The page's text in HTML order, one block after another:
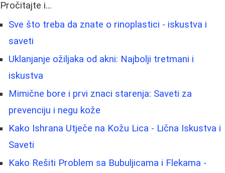
Pročitajte i...
Sve što treba da znate o rinoplastici - iskustva i
saveti
Uklanjanje ožiljaka od akni: Najbolji tretmani i
iskustva
Mimične bore i prvi znaci starenja: Saveti za
prevenciju i negu kože
Kako Ishrana Utječe na Kožu Lica - Lična Iskustva i
Saveti
Kako Rešiti Problem sa Bubuljicama i Flekama -